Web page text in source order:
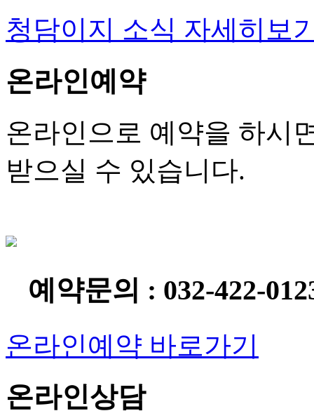
청담이지 소식 자세히보
온라인예약
온라인으로 예약을 하시
받으실 수 있습니다.
예약문의 : 032-422-
온라인예약 바로가기
온라인상담